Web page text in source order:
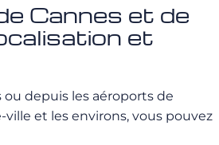
Cannes et de
et
ou depuis les aéroports de
ville et les environs, vous pouvez